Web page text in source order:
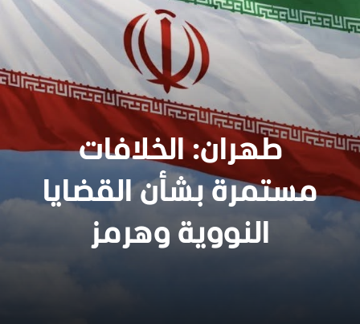
طهران: الخلافات
مستمرة بشأن القضايا
النووية وهرمز